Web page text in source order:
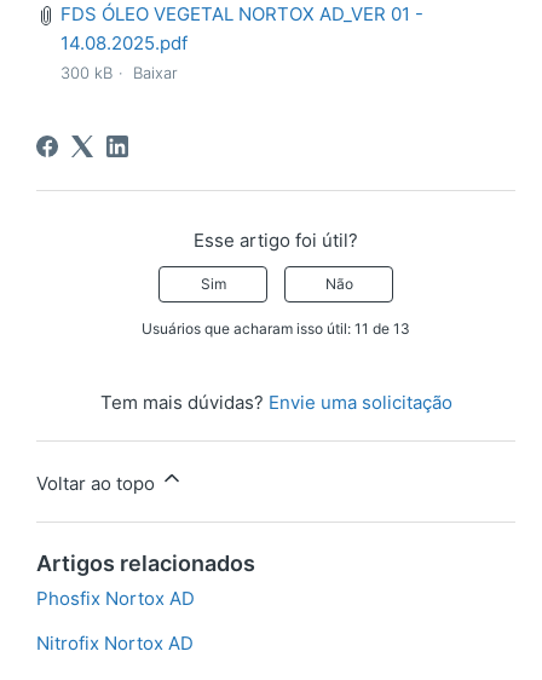
FDS ÓLEO VEGETAL NORTOX AD_VER 01 -
14.08.2025.pdf
300 kB Baixar
Esse artigo foi útil?
Sim Não
Usuários que acharam isso útil: 11 de 13
Tem mais dúvidas? Envie uma solicitação
Voltar ao topo
Artigos relacionados
Phosfix Nortox AD
Nitrofix Nortox AD